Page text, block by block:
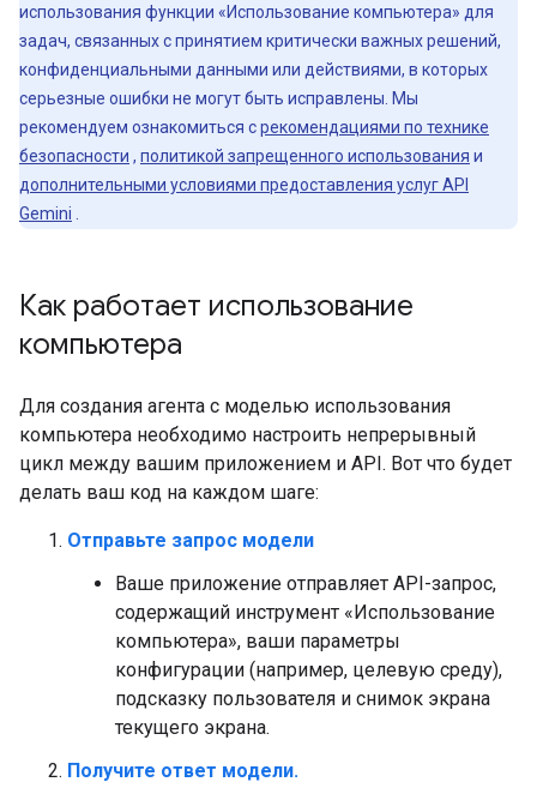
использования функции «Использование компьютера» для
задач, связанных с принятием критически важных решений,
конфиденциальными данными или действиями, в которых
серьезные ошибки не могут быть исправлены. Мы
рекомендуем ознакомиться срекомендациями по технике
безопасности , политикой запрещенного использования и
дополнительными условиями предоставления услуг API
Gemini
Как работает использование
компьютера
Для создания агента с моделью использования
компьютера необходимо настроить непрерывный
цикл между вашим приложением и API. Вот что будет
делать ваш код на каждом шаге:
Отправьте запрос модели
Ваше приложение отправляет API-запрос,
содержащий инструмент «Использование
компьютера», ваши параметры
конфигурации (например, целевую среду),
подсказку пользователя и снимок экрана
текущего экрана.
Получите ответ модели.